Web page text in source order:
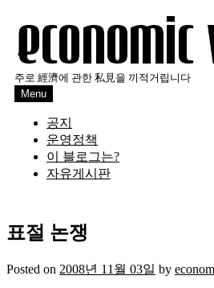
주로 經濟에 관한 私見을 끼적거립니다
Menu
공지
운영정책
이 블로그는?
자유게시판
표절 논쟁
Posted on 2008년 11월 03일 by